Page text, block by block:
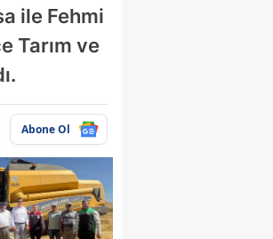
ile Fehmi
Tarım ve
Abone Ol